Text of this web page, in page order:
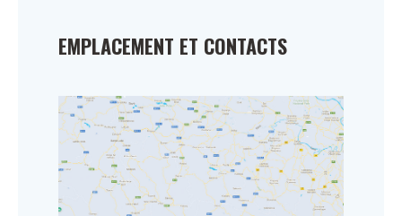
EMPLACEMENT ET CONTACTS